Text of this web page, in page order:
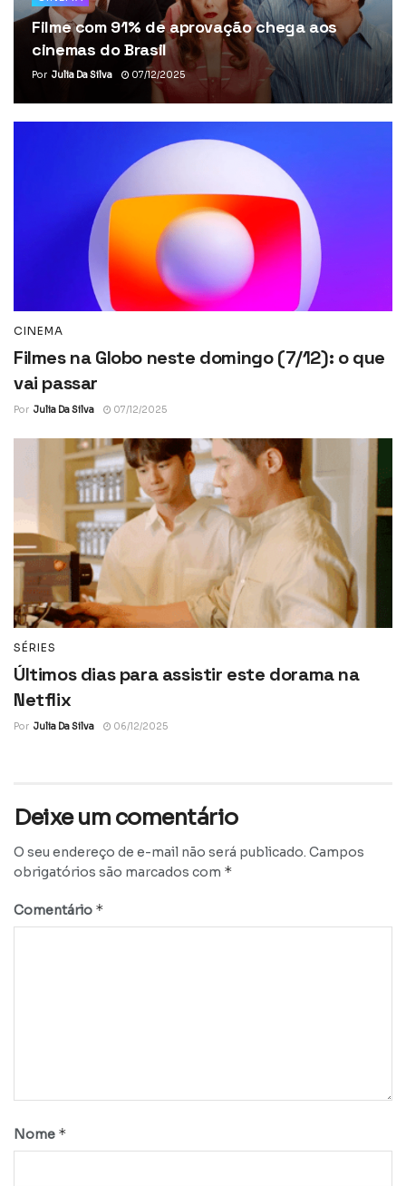
Filme com 91% de aprovação chega aos
cinemas do Brasil
Por Julia Da Silva 07/12/2025
CINEMA
Filmes na Globo neste domingo (7/12): o que
vai passar
Por Julia Da Silva 07/12/2025
SÉRIES
Últimos dias para assistir este dorama na
Netflix
Por Julia Da Silva 06/12/2025
Deixe um comentário
O seu endereço de e-mail não será publicado. Campos
obrigatórios são marcados com *
Comentário *
Nome *